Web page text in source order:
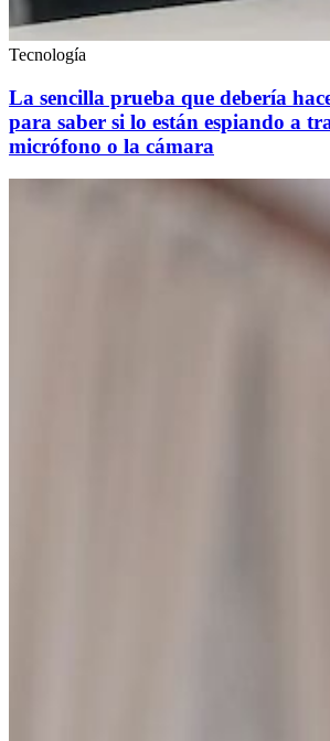
Tecnología
La sencilla prueba que debería
para saber si lo están espiando a
micrófono o la cámara